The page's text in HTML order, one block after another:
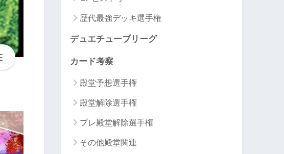
歴代最強デッキ選手権
デュエチューブリーグ
カード考察
殿堂予想選手権
殿堂解除選手権
プレ殿堂解除選手権
その他殿堂関連